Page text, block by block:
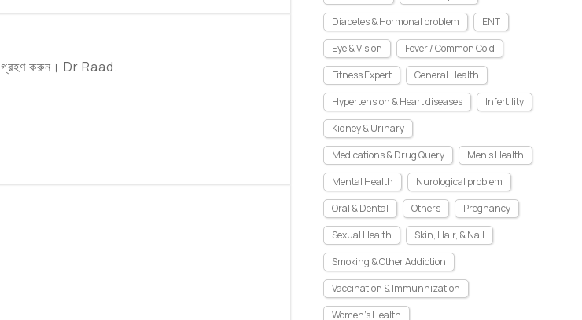
গ্রহণ করুন। Dr Raad.
Diabetes & Hormonal problem
ENT
Eye & Vision
Fever / Common Cold
Fitness Expert
General Health
Hypertension & Heart diseases
Infertility
Kidney & Urinary
Medications & Drug Query
Men's Health
Mental Health
Nurological problem
Oral & Dental
Others
Pregnancy
Sexual Health
Skin, Hair, & Nail
Smoking & Other Addiction
Vaccination & Immunnization
Women's Health